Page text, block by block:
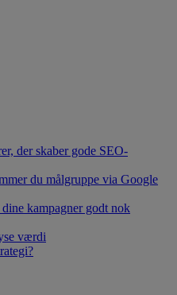
der skaber gode SEO-
du målgruppe via Google
kampagner godt nok
værdi